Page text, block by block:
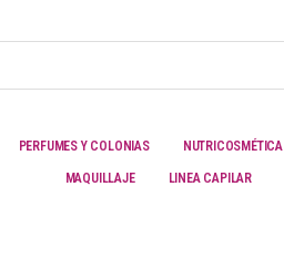
PERFUMES Y COLONIAS NUTRICOSMÉTICA
MAQUILLAJE LINEA CAPILAR